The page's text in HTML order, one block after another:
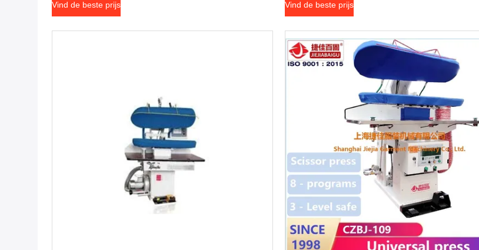
Vind de beste prijs Vind de beste prijs